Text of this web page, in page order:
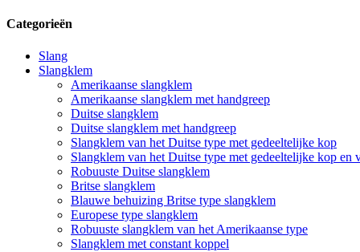
Categorieën
Slang
Slangklem
Amerikaanse slangklem
Amerikaanse slangklem met handgreep
Duitse slangklem
Duitse slangklem met handgreep
Slangklem van het Duitse type met gedeeltelijke kop
Slangklem van het Duitse type met gedeeltelijke kop en
Robuuste Duitse slangklem
Britse slangklem
Blauwe behuizing Britse type slangklem
Europese type slangklem
Robuuste slangklem van het Amerikaanse type
Slangklem met constant koppel